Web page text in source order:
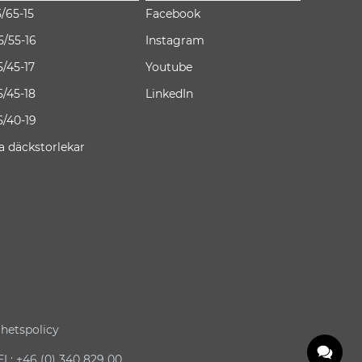
65-15
55-16
45-17
45-18
40-19
däckstorlekar
Facebook
Instagram
Youtube
LinkedIn